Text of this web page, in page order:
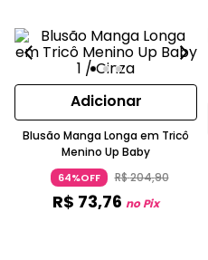
Adicionar
Blusão Manga Longa em Tricô
Menino Up Baby
64%OFF R$204,90
R$ 73,76 no Pix